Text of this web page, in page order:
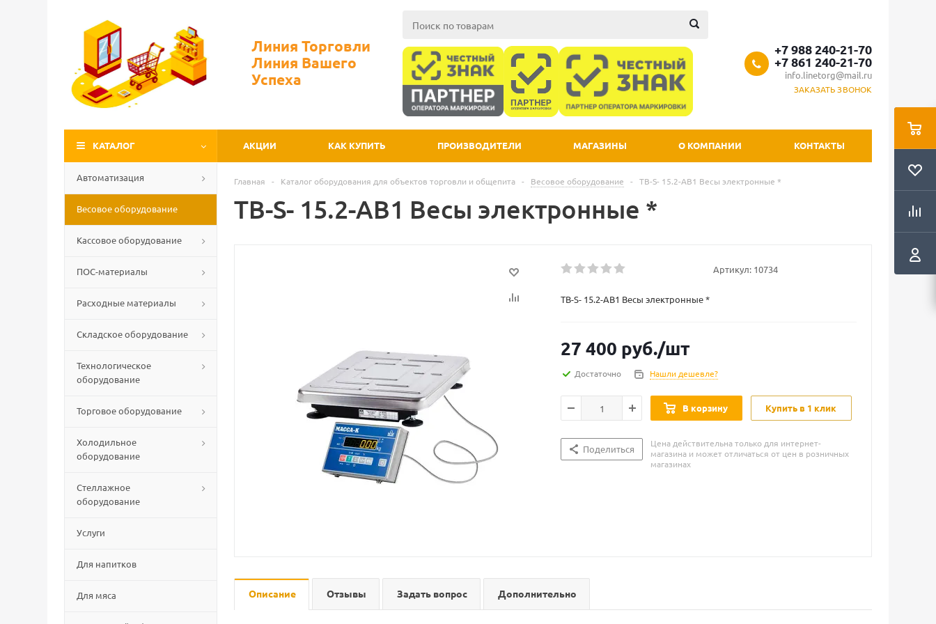
Линия Торговли
Линия Вашего
Успеха
+7 988 240-21-70
+7 861 240-21-70
info.linetorg@mail.ru
ЗАКАЗАТЬ ЗВОНОК
КАТАЛОГ АКЦИИ КАК КУПИТЬ ПРОИЗВОДИТЕЛИ МАГАЗИНЫ О КОМПАНИИ КОНТАКТЫ
Автоматизация
Весовое оборудование
Кассовое оборудование
ПОС-материалы
Расходные материалы
Складское оборудование
Технологическое
оборудование
Торговое оборудование
Холодильное
оборудование
Стеллажное
оборудование
Услуги
Для напитков
Для мяса
Главная - Каталог оборудования для объектов торговли и общепита - Весовое оборудование - TB-S- 15.2-АB1 Весы электронные *
TB-S- 15.2-АB1 Весы электронные *
Артикул: 10734
TB-S- 15.2-АB1 Весы электронные *
27 400 руб./шт
Достаточно Нашли дешевле?
В корзину Купить в 1 клик
Поделиться
Цена действительна только для интернет-
магазина и может отличаться от цен в розничных
магазинах
Описание Отзывы Задать вопрос Дополнительно